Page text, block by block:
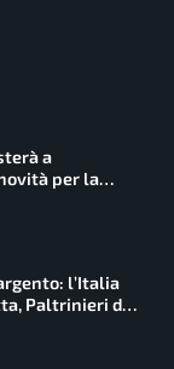
a
per la
l’Italia
Paltrinieri da